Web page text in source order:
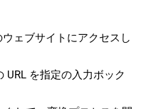
ウェブサイトにアクセスし
URL を指定の入力ボック